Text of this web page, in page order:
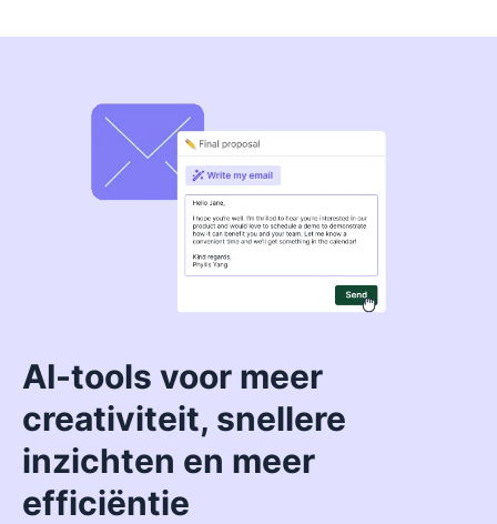
AI-tools voor meer
creativiteit, snellere
inzichten en meer
efficiëntie